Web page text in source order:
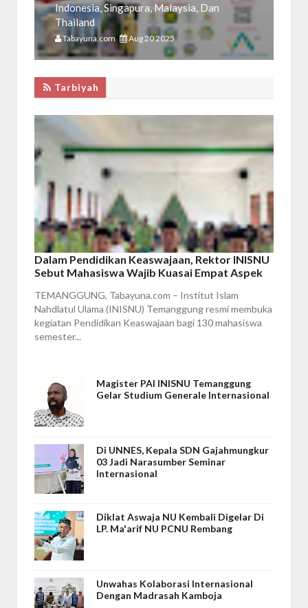
Indonesia, Singapura, Malaysia, Dan
Thailand
Tabayuna.com Aug 20 2025
Tarbiyah
Dalam Pendidikan Keaswajaan, Rektor INISNU
Sebut Mahasiswa Wajib Kuasai Empat Aspek
TEMANGGUNG, Tabayuna.com – Institut Islam
Nahdlatul Ulama (INISNU) Temanggung resmi membuka
kegiatan Pendidikan Keaswajaan bagi 130 mahasiswa
semester...
Magister PAI INISNU Temanggung
Gelar Studium Generale Internasional
Di UNNES, Kepala SDN Gajahmungkur
03 Jadi Narasumber Seminar
Internasional
Diklat Aswaja NU Kembali Digelar Di
LP. Ma'arif NU PCNU Rembang
Unwahas Kolaborasi Internasional
Dengan Madrasah Kamboja